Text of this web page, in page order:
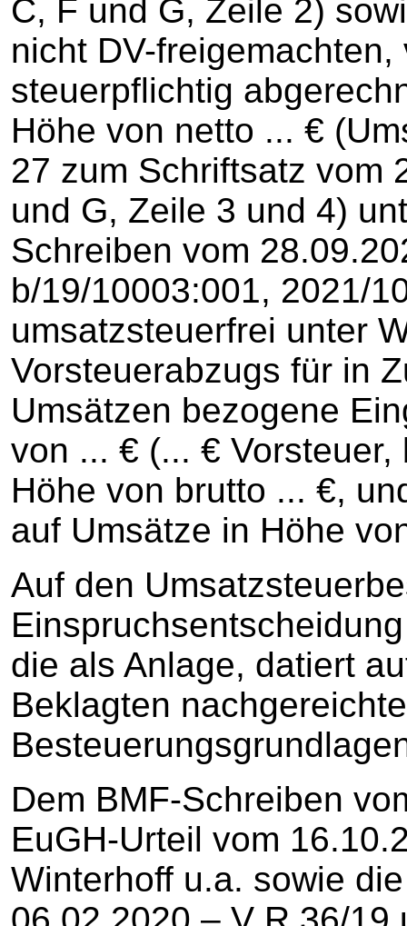
C, F und G, Zeile 2)
nicht DV-
steuerpflichtig
Höhe von netto ... €
27 zum Schriftsatz vom
und G, Zeile 3 und 4)
Schreiben vom
b/19/10003:001, 2021/
umsatzsteuerfrei unter
Vorsteuerabzugs für in
Umsätzen bezogene
von ... € (... €
Höhe von brutto ... €,
auf Umsätze in Höhe
Auf den
die als Anlage, datiert
Beklagten
Dem BMF-Schreiben
EuGH-Urteil vom
Winterhoff u.a. sowie